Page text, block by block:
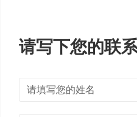
请写下您的联